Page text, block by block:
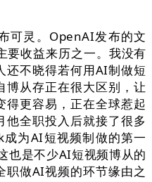
灵。OpenAI发布的文
要收益来历之一。我没有
还不晓得若何用AI制做短
从存正在很大区别，让
得更容易，正在全球惹起
他全职投入后就接了很多
为AI短视频制做的第一
也是不少AI短视频博从的
职做AI视频的环节缘由之